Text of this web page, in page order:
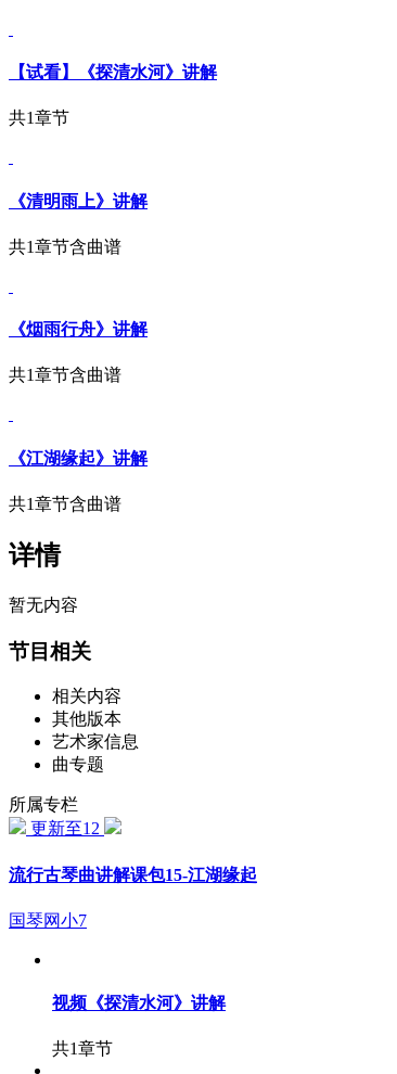
【试看】《探清水河》讲解
共1章节
《清明雨上》讲解
共1章节含曲谱
《烟雨行舟》讲解
共1章节含曲谱
《江湖缘起》讲解
共1章节含曲谱
详情
暂无内容
节目相关
相关内容
其他版本
艺术家信息
曲专题
所属专栏
更新至12
流行古琴曲讲解课包15-江湖缘起
国琴网小7
视频 《探清水河》讲解
共1章节